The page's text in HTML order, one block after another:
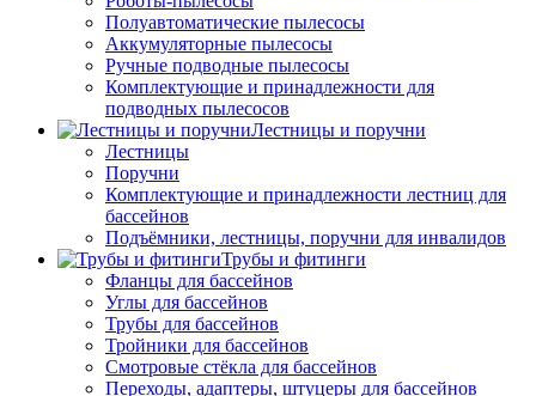
Полуавтоматические пылесосы
Аккумуляторные пылесосы
Ручные подводные пылесосы
Комплектующие и принадлежности для
подводных пылесосов
Лестницы и поручни
Лестницы
Поручни
Комплектующие и принадлежности лестниц для
бассейнов
Подъёмники, лестницы, поручни для инвалидов
Трубы и фитинги
Фланцы для бассейнов
Углы для бассейнов
Трубы для бассейнов
Тройники для бассейнов
Смотровые стёкла для бассейнов
Переходы, адаптеры, штуцеры для бассейнов